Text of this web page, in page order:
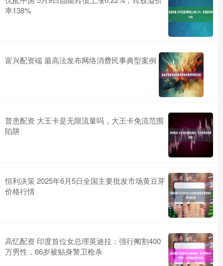
率138%
富兴配资端 最高法发布网络消费民事典型案例
普患配资 大王卡是无限流量吗，大王卡免流范围
陷阱
恒利决策 2025年6月5日全国主要批发市场黄豆芽
价格行情
高忆配资 印度首位女总理英迪拉：强行阉割400
万男性，66岁被贴身警卫枪杀